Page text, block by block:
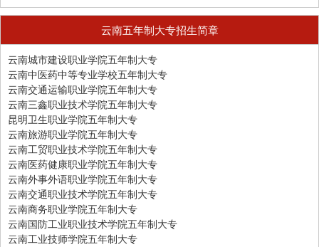
云南五年制大专招生简章
云南城市建设职业学院五年制大专
云南中医药中等专业学校五年制大专
云南交通运输职业学院五年制大专
云南三鑫职业技术学院五年制大专
昆明卫生职业学院五年制大专
云南旅游职业学院五年制大专
云南工贸职业技术学院五年制大专
云南医药健康职业学院五年制大专
云南外事外语职业学院五年制大专
云南交通职业技术学院五年制大专
云南商务职业学院五年制大专
云南国防工业职业技术学院五年制大专
云南工业技师学院五年制大专